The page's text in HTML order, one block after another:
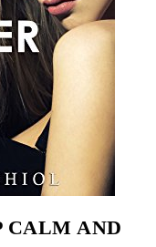
CALM AND